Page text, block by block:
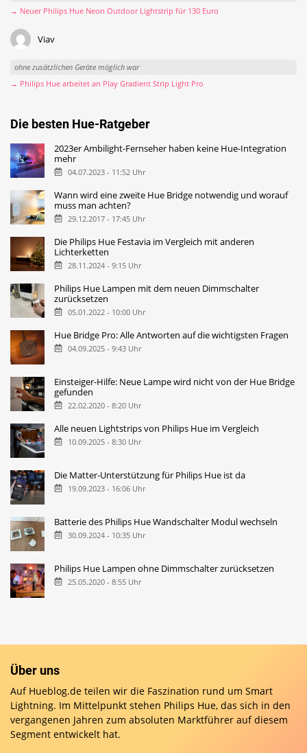
→ Neuer Philips Hue Neon Outdoor Lightstrip für 130 Euro
Viav
ohne zusätzlichen Geräte möglich war
→ Philips Hue arbeitet an Play Gradient Strip Light Pro
Die besten Hue-Ratgeber
2023er Ambilight-Fernseher haben keine Hue-Integration
mehr
04.07.2023 - 11:52 Uhr
Wann wird eine zweite Hue Bridge notwendig und worauf
muss man achten?
29.12.2017 - 17:45 Uhr
Die Philips Hue Festavia im Vergleich mit anderen
Lichterketten
28.11.2024 - 9:15 Uhr
Philips Hue Lampen mit dem neuen Dimmschalter
zurücksetzen
05.01.2022 - 10:00 Uhr
Hue Bridge Pro: Alle Antworten auf die wichtigsten Fragen
04.09.2025 - 9:43 Uhr
Einsteiger-Hilfe: Neue Lampe wird nicht von der Hue Bridge
gefunden
22.02.2020 - 8:20 Uhr
Alle neuen Lightstrips von Philips Hue im Vergleich
10.09.2025 - 8:30 Uhr
Die Matter-Unterstützung für Philips Hue ist da
19.09.2023 - 16:06 Uhr
Batterie des Philips Hue Wandschalter Modul wechseln
30.09.2024 - 10:35 Uhr
Philips Hue Lampen ohne Dimmschalter zurücksetzen
25.05.2020 - 8:55 Uhr
Über uns
Auf Hueblog.de teilen wir die Faszination rund um Smart
Lightning. Im Mittelpunkt stehen Philips Hue, das sich in den
vergangenen Jahren zum absoluten Marktführer auf diesem
Segment entwickelt hat.